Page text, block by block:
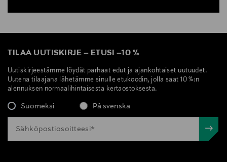
TILAA UUTISKIRJE – ETUSI –10 %
Uutiskirjeestämme löydät parhaat edut ja ajankohtaiset uutuudet.
Uutena tilaajana lähetämme sinulle etukoodin, jolla saat 10 %:n
alennuksen normaalihintaisesta kertaostoksesta.
Suomeksi På svenska